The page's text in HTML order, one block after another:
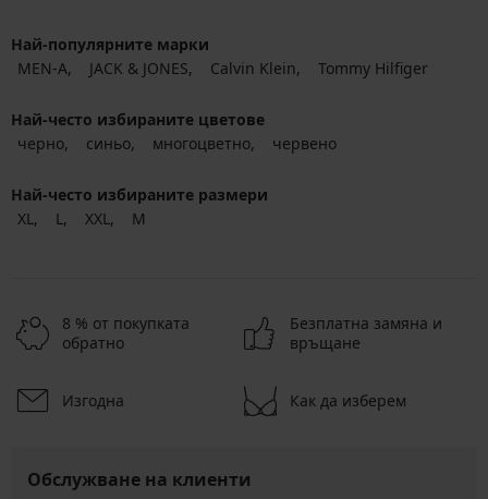
Най-популярните марки
MEN-A
JACK & JONES Calvin Klein Tommy Hilfiger
Най-често избираните цветове
черно
синьо многоцветно червено
Най-често избираните размери
XL
L XXL M
8 % от покупката
обратно
Безплатна замяна и
връщане
Изгодна Как да изберем
Обслужване на клиенти